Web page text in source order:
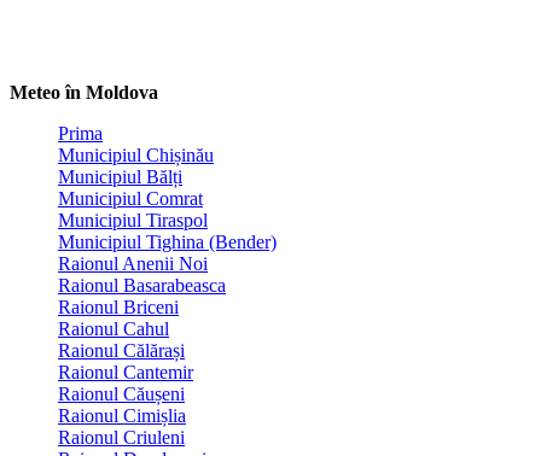
Meteo în Moldova
Prima
Municipiul Chișinău
Municipiul Bălți
Municipiul Comrat
Municipiul Tiraspol
Municipiul Tighina (Bender)
Raionul Anenii Noi
Raionul Basarabeasca
Raionul Briceni
Raionul Cahul
Raionul Călărași
Raionul Cantemir
Raionul Căușeni
Raionul Cimișlia
Raionul Criuleni